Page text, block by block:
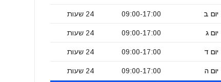
יום ב 09:00-17:00 24 שעות
יום ג 09:00-17:00 24 שעות
יום ד 09:00-17:00 24 שעות
יום ה 09:00-17:00 24 שעות